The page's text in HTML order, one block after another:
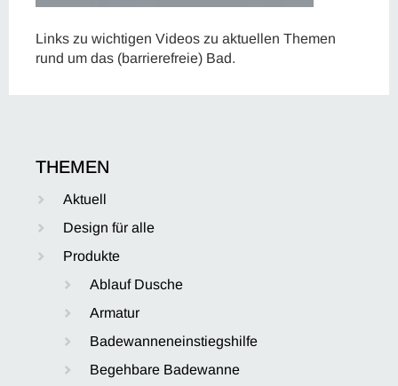
Links zu wichtigen Videos zu aktuellen Themen
rund um das (barrierefreie) Bad.
THEMEN
Aktuell
Design für alle
Produkte
Ablauf Dusche
Armatur
Badewanneneinstiegshilfe
Begehbare Badewanne